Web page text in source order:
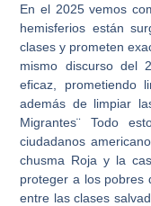
En el 2025 vemos
hemisferios están
clases y prometen
mismo discurso del
eficaz, prometiendo
además de limpiar
Migrantes¨ Todo
ciudadanos
chusma Roja y la
proteger a los pobres
entre las clases